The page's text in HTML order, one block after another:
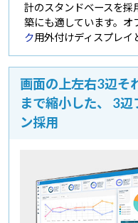
計のスタンドベースを採
築にも適しています。オ
ク用外付けディスプレイ
画面の上左右3辺そ
まで縮小した、
3辺
ン採用